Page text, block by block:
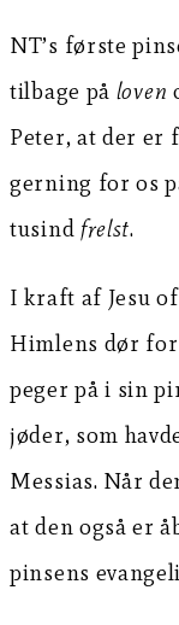
NT’s første
tilbage på loven
Peter, at der er
gerning for os
tusind frelst.
I kraft af Jesu
Himlens dør for
peger på i sin
jøder, som
Messias. Når
at den også er
pinsens